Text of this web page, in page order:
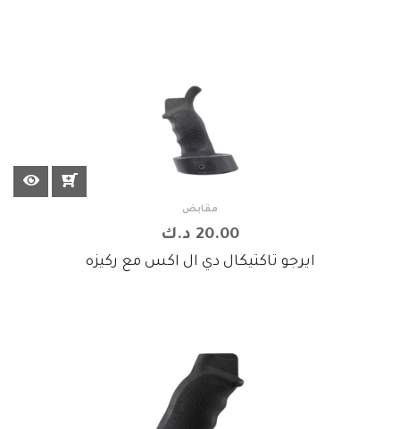
مقابض
20.00 د.ك
ايرجو تاكتيكال دي ال اكس مع ركيزه